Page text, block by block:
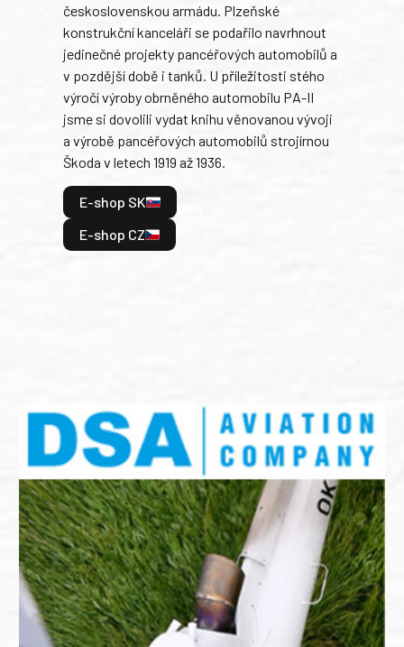
československou armádu. Plzeňské
konstrukční kanceláři se podařilo navrhnout
jedinečné projekty pancéřových automobilů a
v pozdější době i tanků. U příležitosti stého
výročí výroby obrněného automobilu PA-II
jsme si dovolili vydat knihu věnovanou vývoji
a výrobě pancéřových automobilů strojírnou
Škoda v letech 1919 až 1936.
E-shop SK
E-shop CZ